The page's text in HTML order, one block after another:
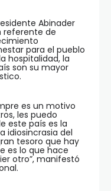
Abinader
referente de
para el pueblo
hospitalidad, la
son su mayor
es un motivo
les puedo
este país es la
idiosincrasia del
tesoro que hay
es lo que hace
otro”, manifestó